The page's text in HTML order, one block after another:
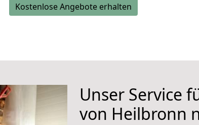
Kostenlose Angebote erhalten
Unser Service
von Heilbronn